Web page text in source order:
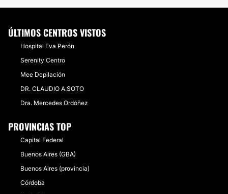
ÚLTIMOS CENTROS VISTOS
Hospital Eva Perón
Serenity Centro
Mee Depilación
DR. CLAUDIO A.SOTO
Dra. Mercedes Ordóñez
PROVINCIAS TOP
Capital Federal
Buenos Aires (GBA)
Buenos Aires (provincia)
Córdoba